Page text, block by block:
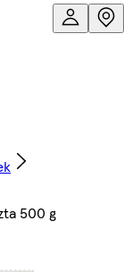
500 g